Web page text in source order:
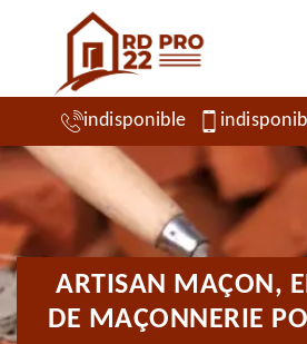
indisponible
ARTISAN MAÇON,
DE MAÇONNERIE